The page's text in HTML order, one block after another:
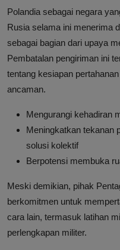
Polandia sebagai negara
Rusia selama ini menerima
sebagai bagian dari upaya
Pembatalan pengiriman ini
tentang kesiapan
ancaman.
Mengurangi kehadiran
Meningkatkan tekanan
solusi kolektif
Berpotensi membuka
Meski demikian, pihak
berkomitmen untuk
cara lain, termasuk latihan
perlengkapan militer.